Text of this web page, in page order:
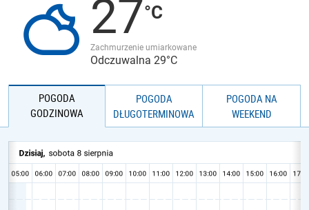
27
Zachmurzenie umiarkowane
Odczuwalna 29°C
POGODA
GODZINOWA
POGODA
DŁUGOTERMINOWA
POGODA NA
WEEKEND